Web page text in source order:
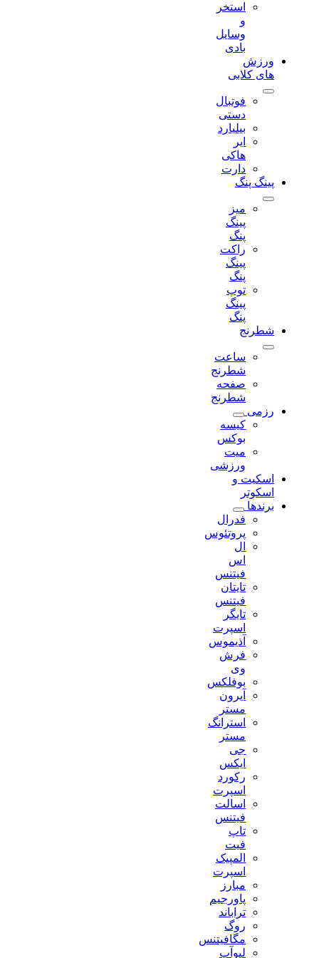
استخر
وسایل
ورزش
های کلابی
فوتبال
دستی
بیلیارد
دارت
پینگ پنگ
میز
راکت
توپ
شطرنج
ساعت
شطرنج
صفحه
شطرنج
رزمی
کیسه
بوکس
میت
ورزشی
اسکیت و
اسکوتر
برندها
فدرال
پروتئوس
فیتنس
تایتان
فیتنس
تایگر
اسپرت
آذیموس
فرش
بوفلکس
آیرون
استرانگ
جی
رکورد
اسپرت
اسالت
فیتنس
تاپ
المپیک
اسپرت
مبارز
پاورجیم
تراباند
روگ
مگافیتنس
لیوآپ